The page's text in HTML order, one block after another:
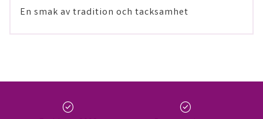
En smak av tradition och tacksamhet
check_circle check_circle